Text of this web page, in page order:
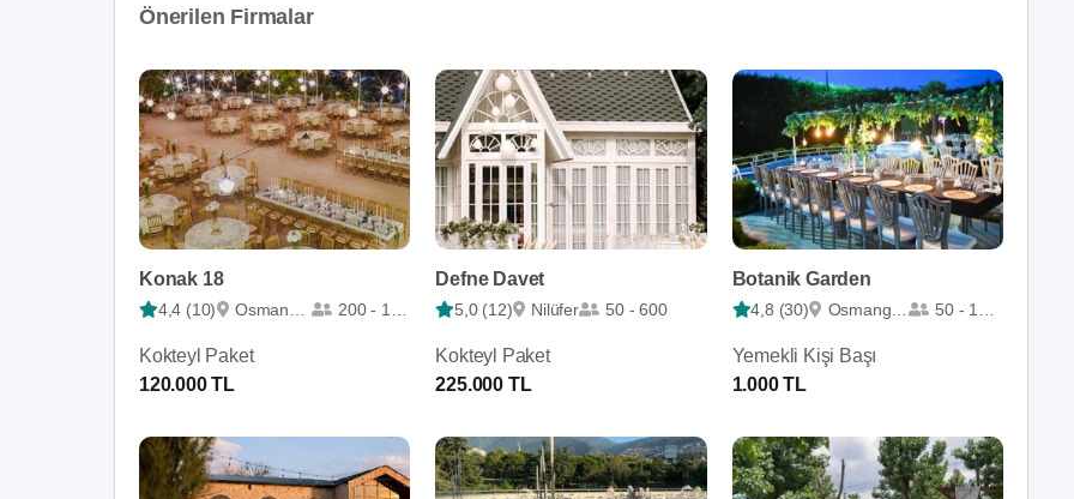
Önerilen Firmalar
Konak 18
4,4 (10) Osmangazi 200 - 1000
Kokteyl Paket
120.000 TL
Defne Davet
5,0 (12) Nilüfer 50 - 600
Kokteyl Paket
225.000 TL
Botanik Garden
4,8 (30) Osmangazi 50 - 1000
Yemekli Kişi Başı
1.000 TL